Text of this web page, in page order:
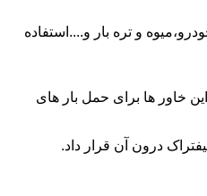
و تره بار و....استفاده
خاور ها برای حمل بار های
درون آن قرار داد.